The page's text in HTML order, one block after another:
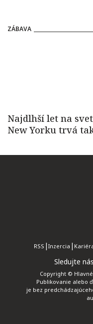
ZÁBAVA
RSS Inzercia
Sledujte nás
Copyright ©
Publikovanie alebo
je bez